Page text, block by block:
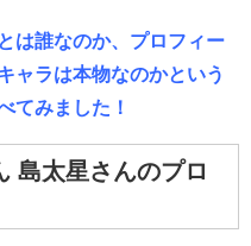
は誰なのか、プロフィー
ャラは本物なのかという
てみました！
島太星さんのプロ